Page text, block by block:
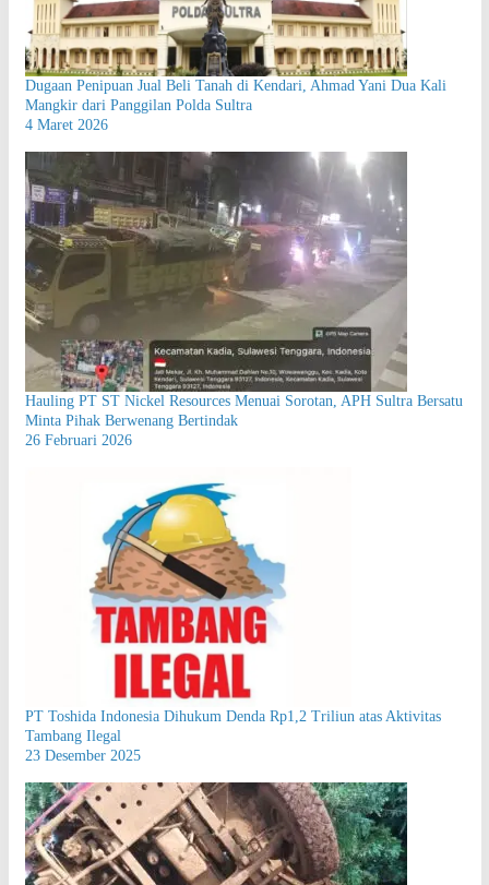
Dugaan Penipuan Jual Beli Tanah di Kendari, Ahmad Yani Dua Kali
Mangkir dari Panggilan Polda Sultra
4 Maret 2026
Hauling PT ST Nickel Resources Menuai Sorotan, APH Sultra Bersatu
Minta Pihak Berwenang Bertindak
26 Februari 2026
PT Toshida Indonesia Dihukum Denda Rp1,2 Triliun atas Aktivitas
Tambang Ilegal
23 Desember 2025